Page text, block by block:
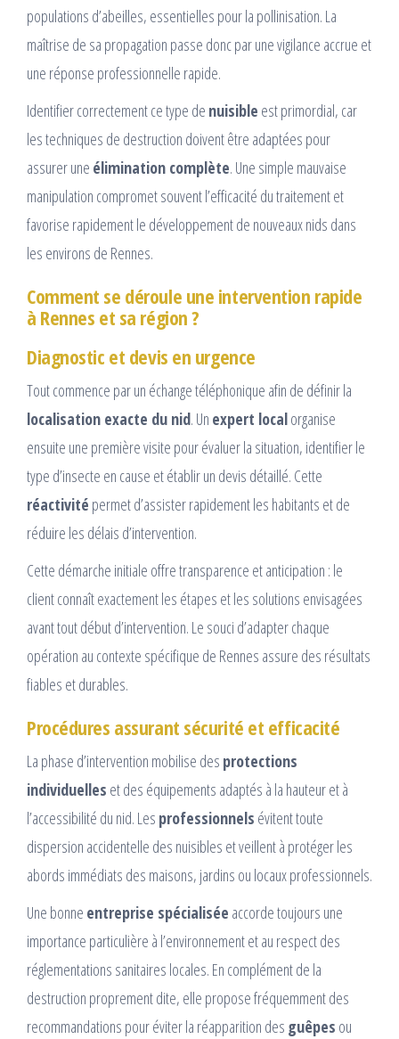
populations d’abeilles, essentielles pour la pollinisation. La
maîtrise de sa propagation passe donc par une vigilance accrue et
une réponse professionnelle rapide.
Identifier correctement ce type de nuisible est primordial, car
les techniques de destruction doivent être adaptées pour
assurer une élimination complète. Une simple mauvaise
manipulation compromet souvent l’efficacité du traitement et
favorise rapidement le développement de nouveaux nids dans
les environs de Rennes.
Comment se déroule une intervention rapide
à Rennes et sa région ?
Diagnostic et devis en urgence
Tout commence par un échange téléphonique afin de définir la
localisation exacte du nid. Un expert localorganise
ensuite une première visite pour évaluer la situation, identifier le
type d’insecte en cause et établir un devis détaillé. Cette
réactivité permet d’assister rapidement les habitants et de
réduire les délais d’intervention.
Cette démarche initiale offre transparence et anticipation : le
client connaît exactement les étapes et les solutions envisagées
avant tout début d’intervention. Le souci d’adapter chaque
opération au contexte spécifique de Rennes assure des résultats
fiables et durables.
Procédures assurant sécurité et efficacité
La phase d’intervention mobilise des protections
individuelles et des équipements adaptés à la hauteur et à
l’accessibilité du nid. Les professionnels évitent toute
dispersion accidentelle des nuisibles et veillent à protéger les
abords immédiats des maisons, jardins ou locaux professionnels.
Une bonne entreprise spécialisée accorde toujours une
importance particulière à l’environnement et au respect des
réglementations sanitaires locales. En complément de la
destruction proprement dite, elle propose fréquemment des
recommandations pour éviter la réapparition des guêpes ou